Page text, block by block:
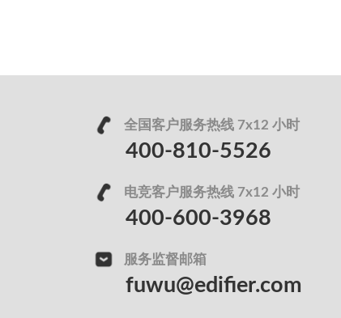
全国客户服务热线 7x12 小时
400-810-5526
电竞客户服务热线 7x12 小时
400-600-3968
服务监督邮箱
fuwu@edifier.com